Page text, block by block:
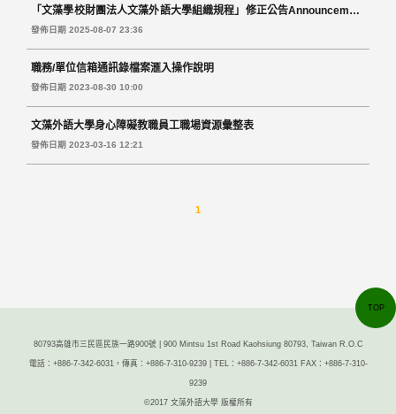
Wenzao Ursuline University of Languages
「文藻學校財團法人文藻外語大學組織規程」修正公告Announcement
of Amendments to the Organizational Charter of Wenzao Ursuline
University of Languages
發佈日期 2025-08-07 23:36
職務/單位信箱通訊錄檔案滙入操作說明
發佈日期 2023-08-30 10:00
文藻外語大學身心障礙教職員工職場資源彙整表
發佈日期 2023-03-16 12:21
1
80793高雄市三民區民族一路900號 | 900 Mintsu 1st Road Kaohsiung 80793, Taiwan R.O.C
電話：+886-7-342-6031，傳真：+886-7-310-9239 | TEL：+886-7-342-6031 FAX：+886-7-310-
9239
©2017 文藻外語大學 版權所有
TOP